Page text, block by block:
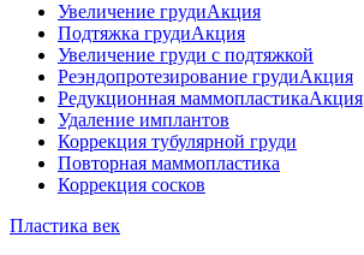
Увеличение грудиАкция
Подтяжка грудиАкция
Увеличение груди с подтяжкой
Реэндопротезирование грудиАкция
Редукционная маммопластикаАкция
Удаление имплантов
Коррекция тубулярной груди
Повторная маммопластика
Коррекция сосков
Пластика век